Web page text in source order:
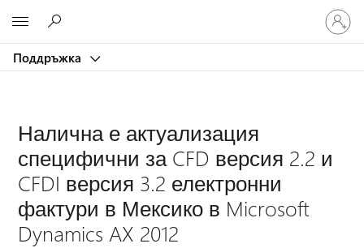
Поддръжка
Влезте
във
вашия
Налична е актуализация
специфични за CFD версия 2.2 и
CFDI версия 3.2 електронни
фактури в Мексико в Microsoft
Dynamics AX 2012